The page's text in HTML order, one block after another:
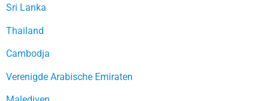
Sri Lanka
Thailand
Cambodja
Verenigde Arabische Emiraten